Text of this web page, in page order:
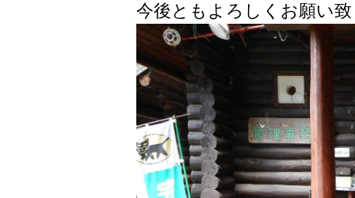
今後ともよろしくお願い